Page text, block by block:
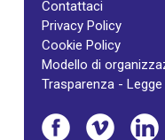
Contattaci
Privacy Policy
Cookie Policy
Modello di
Trasparenza -